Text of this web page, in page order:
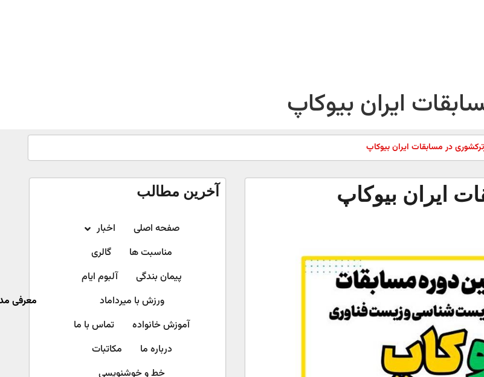
آخرین مطالب
صفحه اصلی
اخبار
مناسبت ها
گالری
پیمان بندگی
آلبوم ایام
ورزش با میرداماد​
آموزش خانواده
تماس با ما
درباره ما
مکاتبات
خط و خوشنویسی
معرفی